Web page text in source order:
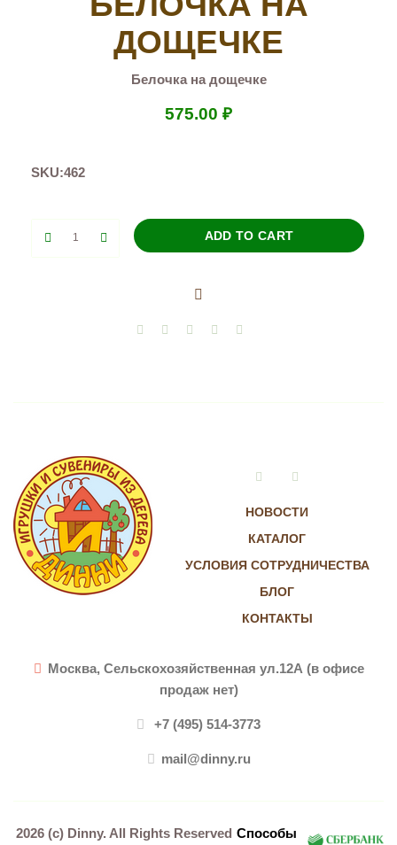
ДОЩЕЧКЕ
Белочка на дощечке
575.00 ₽
SKU:462
ADD TO CART
НОВОСТИ
КАТАЛОГ
УСЛОВИЯ СОТРУДНИЧЕСТВА
БЛОГ
КОНТАКТЫ
VkontakteInstagram
Москва, Сельскохозяйственная ул.12А (в офисе
продаж нет)
+7 (495) 514-3773
mail@dinny.ru
2026 (c) Dinny. All Rights Reserved Способы